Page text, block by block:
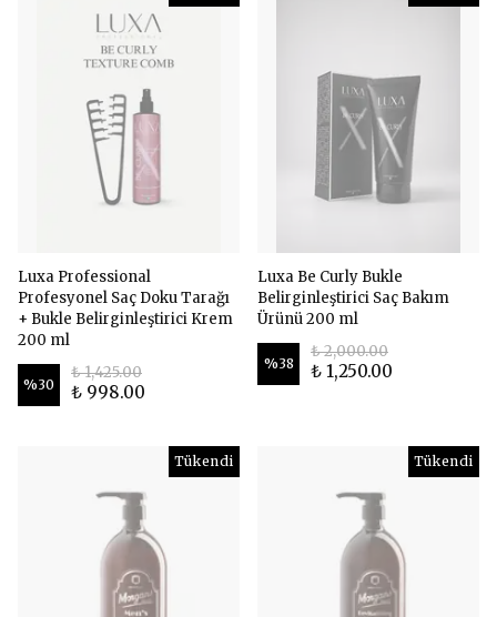
Luxa Professional
Profesyonel Saç Doku Tarağı
+ Bukle Belirginleştirici Krem
200 ml
%30
₺ 1,425.00
₺ 998.00
Luxa Be Curly Bukle
Belirginleştirici Saç Bakım
Ürünü 200 ml
%38
₺ 2,000.00
₺ 1,250.00
Tükendi Tükendi